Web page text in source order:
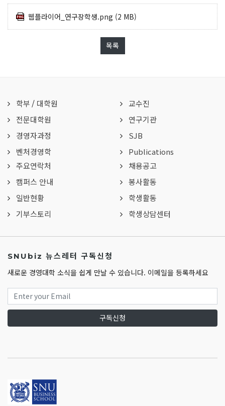
웹플라이어_연구장학생.png (2 MB)
목록
학부 / 대학원
전문대학원
경영자과정
벤처경영학
교수진
연구기관
SJB
Publications
주요연락처
캠퍼스 안내
일반현황
기부스토리
채용공고
봉사활동
학생활동
학생상담센터
SNUbiz 뉴스레터 구독신청
새로운 경영대학 소식을 쉽게 만날 수 있습니다. 이메일을 등록하세요
구독신청